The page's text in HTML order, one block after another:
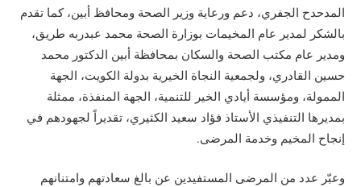
المدحدح الجفري، دعم ورعاية وزير الصحة ومحافظ أبين، كما تقدم
بالشكر لمدير عام المخيمات بوزارة الصحة محمد عبدربه طريق،
ومدير عام مكتب الصحة والسكان بمحافظة أبين الدكتور محمد
حسين القادري، ولجمعية النجاة الخيرية بدولة الكويت، الجهة
الممولة، ومؤسسة أيادي الخير للتنمية، الجهة المنفذة، ممثلة
بمديرها التنفيذي الأستاذ فؤاد سعيد الكثيري، تقديراً لجهودهم في
إنجاح المخيم وخدمة المرضى.
وعبّر عدد من المرضى المستفيدين عن بالغ سعادتهم وامتنانهم